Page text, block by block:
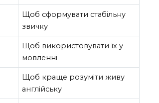
Щоб сформувати стабільну
звичку
Щоб використовувати їх у
мовленні
Щоб краще розуміти живу
англійську